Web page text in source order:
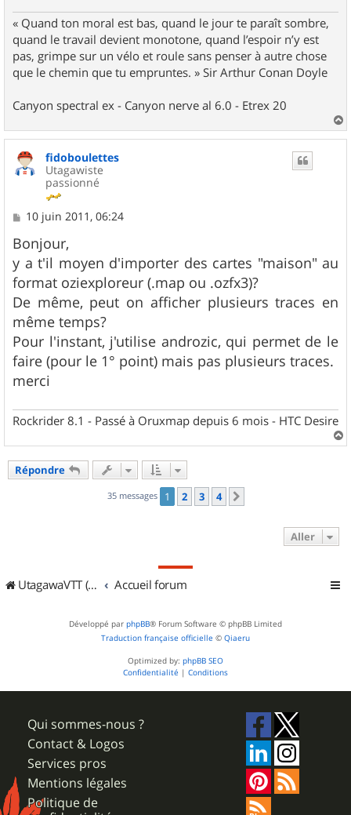
« Quand ton moral est bas, quand le jour te paraît sombre,
quand le travail devient monotone, quand l’espoir n’y est
pas, grimpe sur un vélo et roule sans penser à autre chose
que le chemin que tu empruntes. » Sir Arthur Conan Doyle
Canyon spectral ex - Canyon nerve al 6.0 - Etrex 20
a
fidoboulettes
Utagawiste
passionné
M
s
s
a
g
e
10 juin 2011, 06:24
Bonjour,
y a t'il moyen d'importer des cartes "maison" au
format oziexploreur (.map ou .ozfx3)?
De même, peut on afficher plusieurs traces en
même temps?
Pour l'instant, j'utilise androzic, qui permet de le
faire (pour le 1° point) mais pas plusieurs traces.
merci
Rockrider 8.1 - Passé à Oruxmap depuis 6 mois - HTC Desire
a
Répondre
35 messages 1 2 3 4
Aller
UtagawaVTT (Randos VTT et VTTAE avec traces GPS) Accueil forum
Développé par phpBB® Forum Software © phpBB Limited
Traduction française officielle © Qiaeru
Optimized by: phpBB SEO
Confidentialité | Conditions
Qui sommes-nous ?
Contact & Logos
Services pros
Mentions légales
Politique de